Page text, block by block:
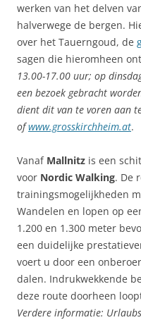
werken van het delven
halverwege de bergen.
over het Tauerngoud, de
sagen die hieromheen
13.00-17.00 uur; op
een bezoek gebracht
dient dit van te voren aan
ofwww.grosskirchheim.at.
Vanaf Mallnitz is een
voor Nordic Walking. De
trainingsmogelijkheden
Wandelen en lopen op
1.200 en 1.300 meter
een duidelijke
voert u door een
dalen. Indrukwekkende
deze route doorheen
Verdere informatie: